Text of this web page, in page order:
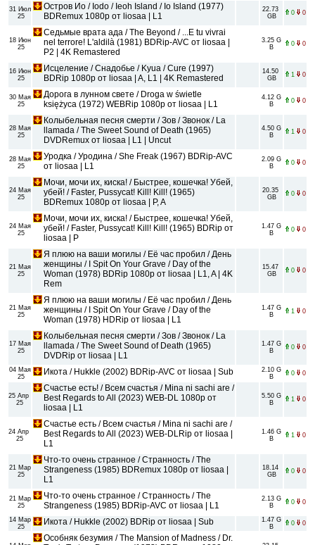
31 Июл
25
Остров Ио / Iodo / Ieoh Island / Io Island (1977)
BDRemux 1080p от liosaa | L1
22.73
GB
0 0
18 Июн
25
Седьмые врата ада / The Beyond / ...E tu vivrai
nel terrore! L'aldilà (1981) BDRip-AVC от liosaa |
P2 | 4K Remastered
3.25 G
B
0 0
16 Июн
25
Исцеление / Снадобье / Kyua / Cure (1997)
BDRip 1080p от liosaa | A, L1 | 4K Remastered
14.50
GB
1 0
30 Мая
25
Дорога в лунном свете / Droga w świetle
księżyca (1972) WEBRip 1080p от liosaa | L1
4.12 G
B
0 0
28 Мая
25
Колыбельная песня смерти / Зов / Звонок / La
llamada / The Sweet Sound of Death (1965)
DVDRemux от liosaa | L1 | Uncut
4.50 G
B
1 0
28 Мая
25
Уродка / Уродина / She Freak (1967) BDRip-AVC
от liosaa | L1
2.09 G
B
0 0
24 Мая
25
Мочи, мочи их, киска! / Быстрее, кошечка! Убей,
убей! / Faster, Pussycat! Kill! Kill! (1965)
BDRemux 1080p от liosaa | P, A
20.35
GB
0 0
24 Мая
25
Мочи, мочи их, киска! / Быстрее, кошечка! Убей,
убей! / Faster, Pussycat! Kill! Kill! (1965) BDRip от
liosaa | P
1.47 G
B
0 0
21 Мая
25
Я плюю на ваши могилы / Её час пробил / День
женщины / I Spit On Your Grave / Day of the
Woman (1978) BDRip 1080p от liosaa | L1, A | 4K
Rem
15.47
GB
0 0
21 Мая
25
Я плюю на ваши могилы / Её час пробил / День
женщины / I Spit On Your Grave / Day of the
Woman (1978) HDRip от liosaa | L1
1.47 G
B
1 0
17 Мая
25
Колыбельная песня смерти / Зов / Звонок / La
llamada / The Sweet Sound of Death (1965)
DVDRip от liosaa | L1
1.47 G
B
0 0
04 Мая
25
Икота / Hukkle (2002) BDRip-AVC от liosaa | Sub
2.10 G
B
0 0
25 Апр
25
Счастье есть! / Всем счастья / Mina ni sachi are /
Best Regards to All (2023) WEB-DL 1080p от
liosaa | L1
5.50 G
B
1 0
24 Апр
25
Счастье есть / Всем счастья / Mina ni sachi are /
Best Regards to All (2023) WEB-DLRip от liosaa |
L1
1.46 G
B
1 0
21 Мар
25
Что-то очень странное / Странность / The
Strangeness (1985) BDRemux 1080p от liosaa |
L1
18.14
GB
0 0
21 Мар
25
Что-то очень странное / Странность / The
Strangeness (1985) BDRip-AVC от liosaa | L1
2.13 G
B
0 0
14 Мар
25
Икота / Hukkle (2002) BDRip от liosaa | Sub
1.47 G
B
0 0
Особняк безумия / The Mansion of Madness / Dr.